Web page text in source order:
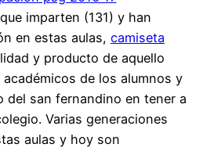
imparten (131) y han
en estas aulas, camiseta
y producto de aquello
de los alumnos y
del san fernandino en tener a
Varias generaciones
aulas y hoy son